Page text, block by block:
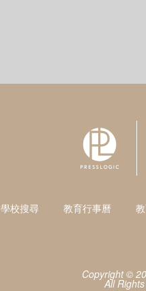
學校搜尋 教育行事曆
Copyright ©
All